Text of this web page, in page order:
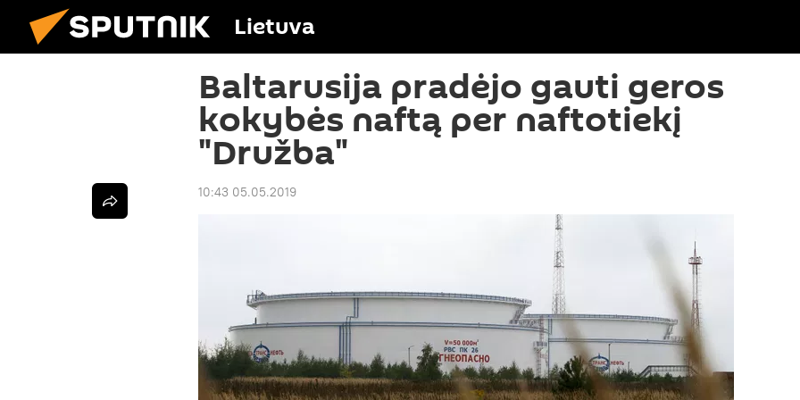
Lietuva
Baltarusija pradėjo gauti geros
kokybės naftą per naftotiekį
"Družba"
10:43 05.05.2019